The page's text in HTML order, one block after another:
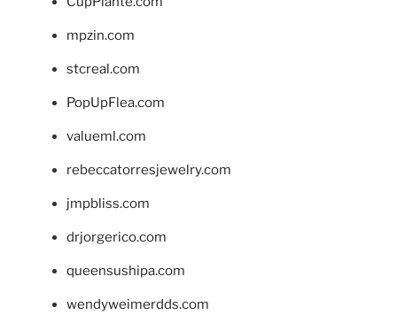
mpzin.com
stcreal.com
PopUpFlea.com
valueml.com
rebeccatorresjewelry.com
jmpbliss.com
drjorgerico.com
queensushipa.com
wendyweimerdds.com